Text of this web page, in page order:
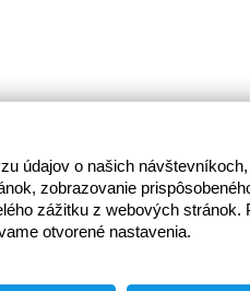
údajov o našich
zobrazovanie
zážitku z webových stránok.
otvorené nastavenia.